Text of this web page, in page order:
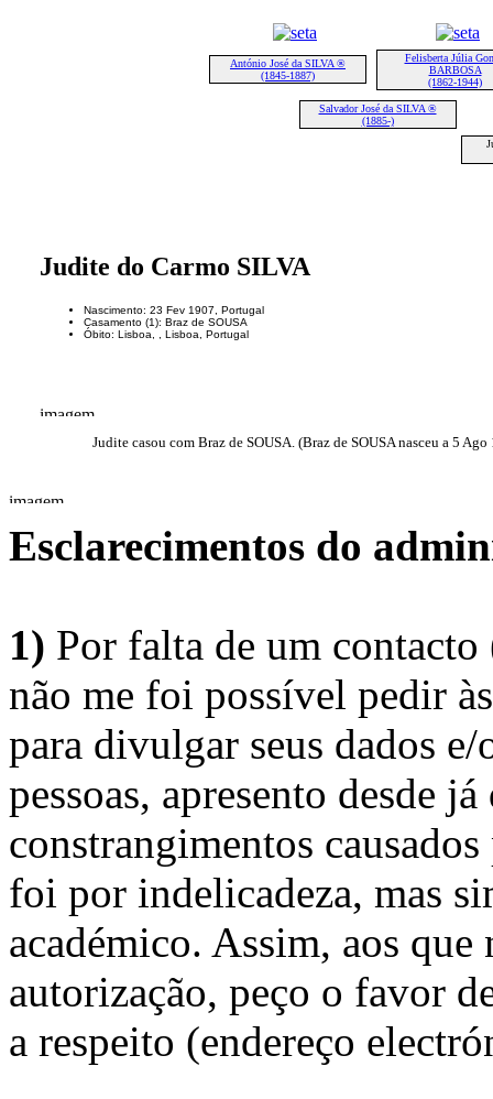
António José da SILVA ®
(1845-1887)
Felisberta Júlia
BARBOSA
(1862-1944)
Salvador José da SILVA ®
(1885-)
Judite do Carmo SILVA
Nascimento: 23 Fev 1907, Portugal
Casamento (1): Braz de SOUSA
Óbito: Lisboa, , Lisboa, Portugal
Judite casou com Braz de SOUSA. (Braz de SOUSA nasceu a 5
Esclarecimentos do
1) Por falta de um
não me foi possível pedir
para divulgar seus dados
pessoas, apresento desde
constrangimentos
foi por indelicadeza, mas
académico. Assim, aos
autorização, peço o favor
a respeito (endereço